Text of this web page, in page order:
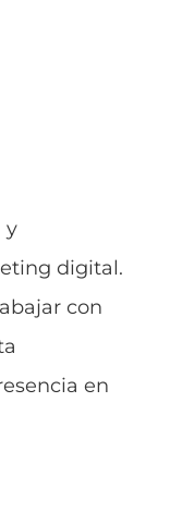
y
digital.
con
en